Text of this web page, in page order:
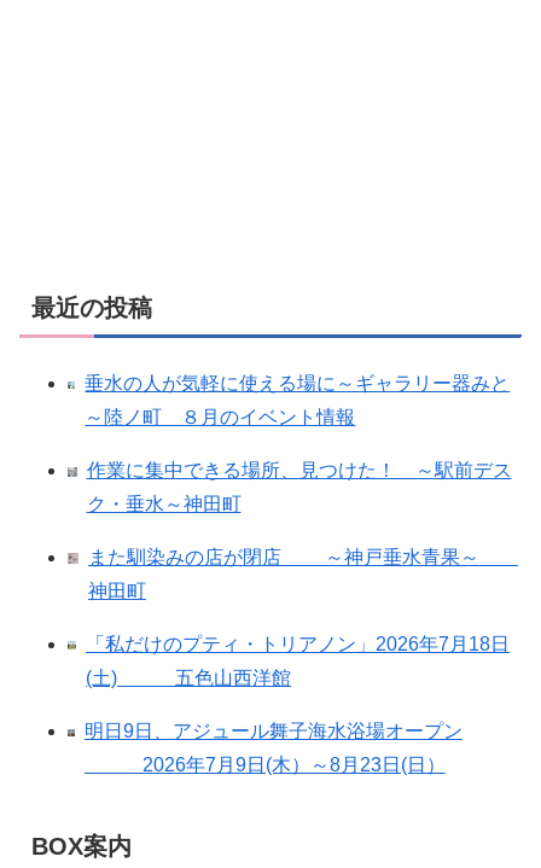
最近の投稿
垂水の人が気軽に使える場に～ギャラリー器みと
～陸ノ町 ８月のイベント情報
作業に集中できる場所、見つけた！ ～駅前デス
ク・垂水～神田町
また馴染みの店が閉店 ～神戸垂水青果～
神田町
「私だけのプティ・トリアノン」2026年7月18日
(土) 五色山西洋館
明日9日、アジュール舞子海水浴場オープン
2026年7月9日(木）～8月23日(日）
BOX案内